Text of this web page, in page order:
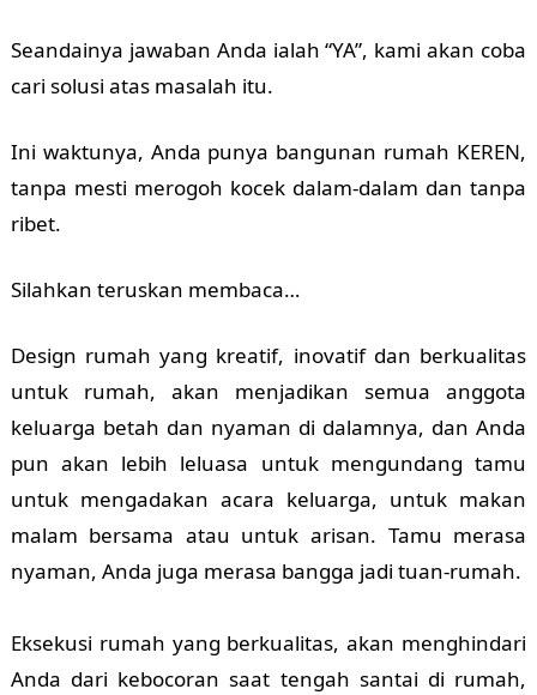
Seandainya jawaban Anda ialah “YA”, kami akan coba
cari solusi atas masalah itu.
Ini waktunya, Anda punya bangunan rumah KEREN,
tanpa mesti merogoh kocek dalam-dalam dan tanpa
ribet.
Silahkan teruskan membaca…
Design rumah yang kreatif, inovatif dan berkualitas
untuk rumah, akan menjadikan semua anggota
keluarga betah dan nyaman di dalamnya, dan Anda
pun akan lebih leluasa untuk mengundang tamu
untuk mengadakan acara keluarga, untuk makan
malam bersama atau untuk arisan. Tamu merasa
nyaman, Anda juga merasa bangga jadi tuan-rumah.
Eksekusi rumah yang berkualitas, akan menghindari
Anda dari kebocoran saat tengah santai di rumah,